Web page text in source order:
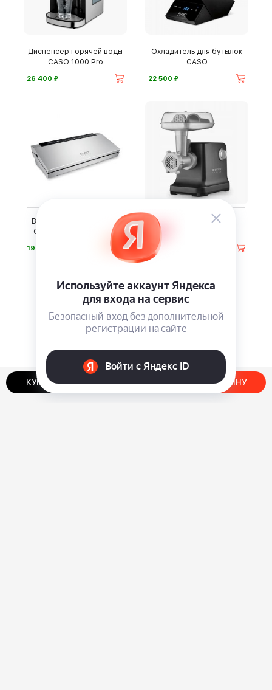
КУПИТЬ В ОДИН КЛИК ДОБАВИТЬ В КОРЗИНУ
Диспенсер горячей воды
CASO 1000 Pro
26 400 ⃏
Охладитель для бутылок
CASO
22 500 ⃏
Вакуумный компрессор
CASO GourmetVAC 280
19 900
Мясорубка CASO FW
17 990